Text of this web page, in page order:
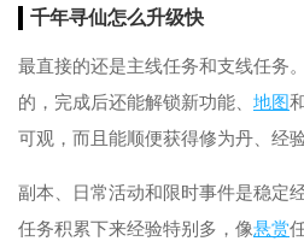
千年寻仙怎么升级快
最直接的还是主线任务和支线任务
的，完成后还能解锁新功能、 地图
可观，而且能顺便获得修为丹、经
副本、日常活动和限时事件是稳定
任务积累下来经验特别多，像悬赏